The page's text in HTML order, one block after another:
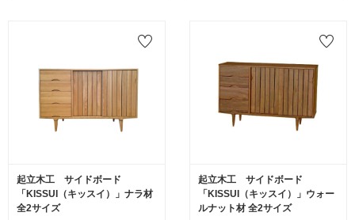
起立木工 サイドボード
「KISSUI（キッスイ）」ナラ材
全2サイズ
起立木工 サイドボード
「KISSUI（キッスイ）」ウォー
ルナット材 全2サイズ